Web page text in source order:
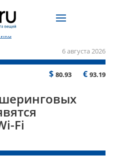
6 августа 2026
$ 80.93 € 93.19
Fi